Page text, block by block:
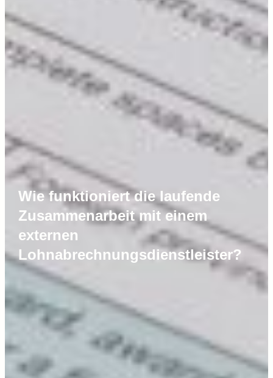
Wie funktioniert die laufende
Zusammenarbeit mit einem
externen
Lohnabrechnungsdienstleister?